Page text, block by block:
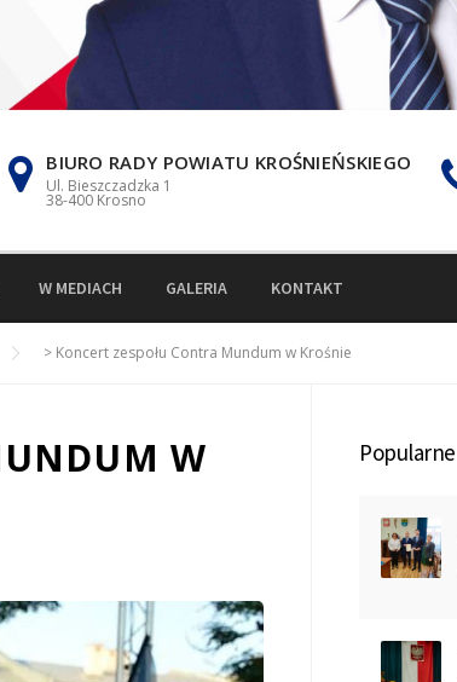
BIURO RADY POWIATU KROŚNIEŃSKIEGO
Ul. Bieszczadzka 1
38-400 Krosno
W MEDIACH GALERIA KONTAKT
> Koncert zespołu Contra Mundum w Krośnie
W
Popularne